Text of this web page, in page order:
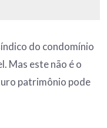
do condomínio
Mas este não é o
patrimônio pode